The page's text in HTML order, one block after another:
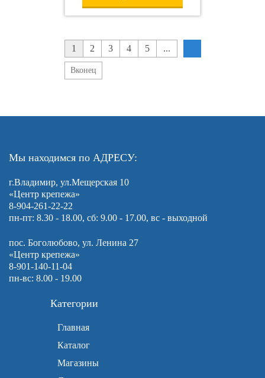
1 2 3 4 5 ...
Вконец
Мы находимся по АДРЕСУ:
г.Владимир, ул.Мещерская 10
«Центр крепежа»
8-904-261-22-22
пн-пт: 8.30 - 18.00, сб: 9.00 - 17.00, вс - выходной
пос. Боголюбово, ул. Ленина 27
«Центр крепежа»
8-901-140-11-04
пн-вс: 8.00 - 19.00
Категории
Главная
Каталог
Магазины